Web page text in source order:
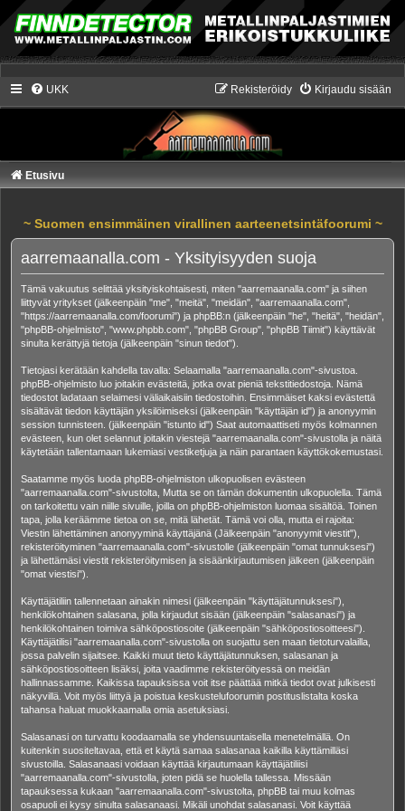
UKK Kirjaudu sisään
Rekisteröidy
Etusivu
~ Suomen ensimmäinen virallinen aarteenetsintäfoorumi ~
aarremaanalla.com - Yksityisyyden suoja
Tämä vakuutus selittää yksityiskohtaisesti, miten "aarremaanalla.com" ja siihen
liittyvät yritykset (jälkeenpäin "me", "meitä", "meidän", "aarremaanalla.com",
"https://aarremaanalla.com/foorumi") ja phpBB:n (jälkeenpäin "he", "heitä", "heidän",
"phpBB-ohjelmisto", "www.phpbb.com", "phpBB Group", "phpBB Tiimit") käyttävät
sinulta kerättyjä tietoja (jälkeenpäin "sinun tiedot").
Tietojasi kerätään kahdella tavalla: Selaamalla "aarremaanalla.com"-sivustoa.
phpBB-ohjelmisto luo joitakin evästeitä, jotka ovat pieniä tekstitiedostoja. Nämä
tiedostot ladataan selaimesi väliaikaisiin tiedostoihin. Ensimmäiset kaksi evästettä
sisältävät tiedon käyttäjän yksilöimiseksi (jälkeenpäin "käyttäjän id") ja anonyymin
session tunnisteen. (jälkeenpäin "istunto id") Saat automaattiseti myös kolmannen
evästeen, kun olet selannut joitakin viestejä "aarremaanalla.com"-sivustolla ja näitä
käytetään tallentamaan lukemiasi vestiketjuja ja näin parantaen käyttökokemustasi.
Saatamme myös luoda phpBB-ohjelmiston ulkopuolisen evästeen
"aarremaanalla.com"-sivustolta, Mutta se on tämän dokumentin ulkopuolella. Tämä
on tarkoitettu vain niille sivuille, joilla on phpBB-ohjelmiston luomaa sisältöä. Toinen
tapa, jolla keräämme tietoa on se, mitä lähetät. Tämä voi olla, mutta ei rajoita:
Viestin lähettäminen anonyyminä käyttäjänä (Jälkeenpäin "anonyymit viestit"),
rekisteröityminen "aarremaanalla.com"-sivustolle (jälkeenpäin "omat tunnuksesi")
ja lähettämäsi viestit rekisteröitymisen ja sisäänkirjautumisen jälkeen (jälkeenpäin
"omat viestisi").
Käyttäjätiliin tallennetaan ainakin nimesi (jälkeenpäin "käyttäjätunnuksesi"),
henkilökohtainen salasana, jolla kirjaudut sisään (jälkeenpäin "salasanasi") ja
henkilökohtainen toimiva sähköpostiosoite (jälkeenpäin "sähköpostiosoitteesi").
Käyttäjätilisi "aarremaanalla.com"-sivustolla on suojattu sen maan tietoturvalailla,
jossa palvelin sijaitsee. Kaikki muut tieto käyttäjätunnuksen, salasanan ja
sähköpostiosoitteen lisäksi, joita vaadimme rekisteröityessä on meidän
hallinnassamme. Kaikissa tapauksissa voit itse päättää mitkä tiedot ovat julkisesti
näkyvillä. Voit myös liittyä ja poistua keskustelufoorumin postituslistalta koska
tahansa haluat muokkaamalla omia asetuksiasi.
Salasanasi on turvattu koodaamalla se yhdensuuntaisella menetelmällä. On
kuitenkin suositeltavaa, että et käytä samaa salasanaa kaikilla käyttämilläsi
sivustoilla. Salasanaasi voidaan käyttää kirjautumaan käyttäjätiliisi
"aarremaanalla.com"-sivustolla, joten pidä se huolella tallessa. Missään
tapauksessa kukaan "aarremaanalla.com"-sivustolta, phpBB tai muu kolmas
osapuoli ei kysy sinulta salasanaasi. Mikäli unohdat salasanasi. Voit käyttää